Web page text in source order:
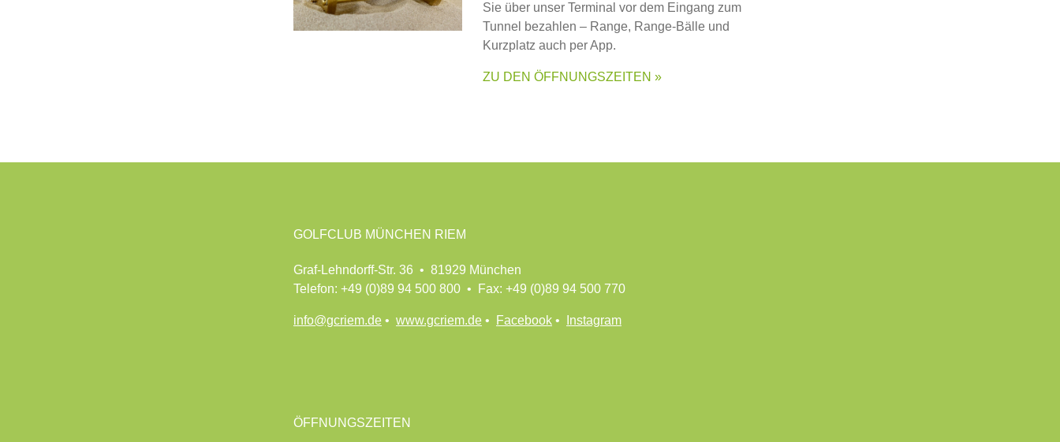
Sie über unser Terminal vor dem Eingang zum
Tunnel bezahlen – Range, Range-Bälle und
Kurzplatz auch per App.
ZU DEN ÖFFNUNGSZEITEN »
GOLFCLUB MÜNCHEN RIEM
Graf-Lehndorff-Str. 36 • 81929 München
Telefon: +49 (0)89 94 500 800 • Fax: +49 (0)89 94 500 770
info@gcriem.de • www.gcriem.de • Facebook • Instagram
ÖFFNUNGSZEITEN